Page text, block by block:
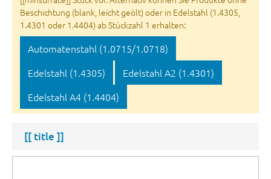
Beschichtung (blank, leicht geölt) oder in Edelstahl (1.4305,
1.4301 oder 1.4404) ab Stückzahl 1 erhalten:
Automatenstahl (1.0715/1.0718)
Edelstahl (1.4305)
Edelstahl A2 (1.4301)
Edelstahl A4 (1.4404)
[[ title ]]